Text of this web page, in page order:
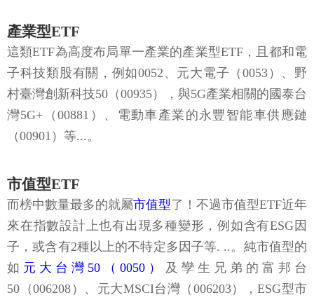
產業型ETF
這類ETF為高度布局單一產業的產業型ETF，且都和電
子科技類股有關，例如0052、元大電子（0053）、野
村臺灣創新科技50（00935），與5G產業相關的國泰台
灣5G+（00881）、電動車產業的永豐智能車供應鏈
（00901）等...。
市值型ETF
而榜中數量最多的就屬市值型了！不過市值型ETF近年
來在指數設計上也有出現多種變形，例如含有ESG因
子，或含有2種以上的不特定多因子等. ..。純市值型的
如 元大台灣50（0050） 及孿生兄弟的富邦台
50（006208）、元大MSCI台灣（006203），ESG型市